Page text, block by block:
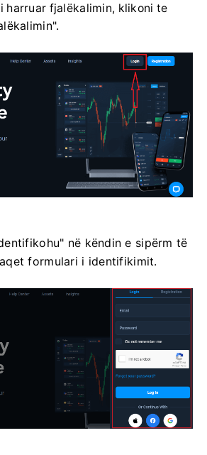
harruar fjalëkalimin, klikoni te
në këndin e sipërm të
formulari i identifikimit.